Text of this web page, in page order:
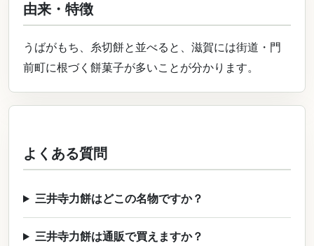
由来・特徴
うばがもち、糸切餅と並べると、滋賀には街道・門
前町に根づく餅菓子が多いことが分かります。
よくある質問
三井寺力餅はどこの名物ですか？
三井寺力餅は通販で買えますか？